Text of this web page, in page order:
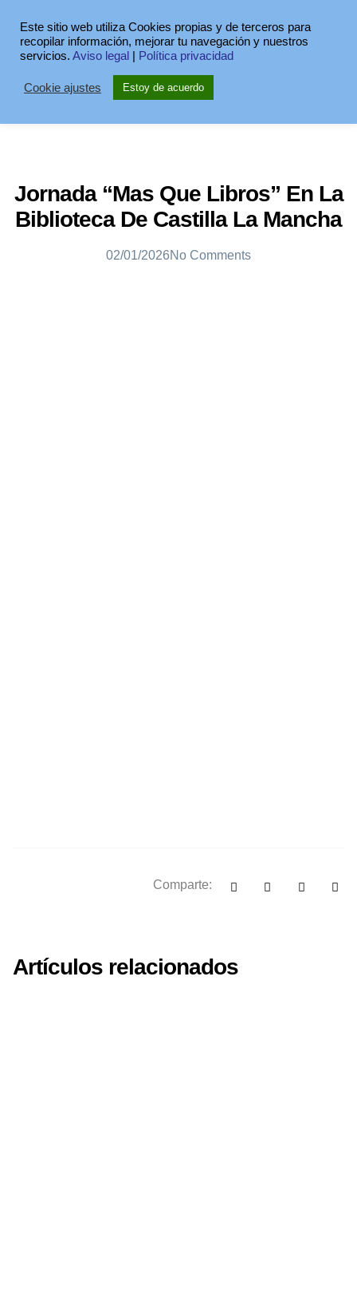
Jornada “Mas Que Libros” En La
Biblioteca De Castilla La Mancha
02/01/2026No Comments
Comparte:
Artículos relacionados
Este sitio web utiliza Cookies propias y de terceros para
recopilar información, mejorar tu navegación y nuestros
servicios. Aviso legal Política privacidad
Cookie ajustes Estoy de acuerdo